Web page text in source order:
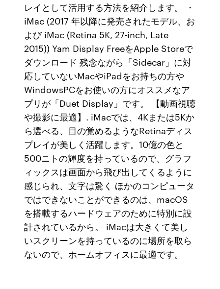
レイとして活用する方法を紹介します。 ・
iMac (2017 年以降に発売されたモデル、お
よび iMac (Retina 5K, 27-inch, Late
2015)) Yam Display FreeをApple Storeで
ダウンロード 残念ながら「Sidecar」に対
応していないMacやiPadをお持ちの方や
WindowsPCをお使いの方にオススメなア
プリが「Duet Display」です。 【動画視聴
や撮影に最適】. iMacでは、4Kまたは5Kか
ら選べる、目の覚めるようなRetinaディス
プレイが美しく活躍します。10億の色と
500ニトの輝度を持っているので、グラフ
ィックスは画面から飛び出してくるように
感じられ、文字は驚く ほかのコンピュータ
ではできないことができるのは、macOS
を搭載するハードウェアのために特別に設
計されているから。 iMacは大きくて美し
いスクリーンを持っているのに場所を取ら
ないので、ホームオフィスに最適です。